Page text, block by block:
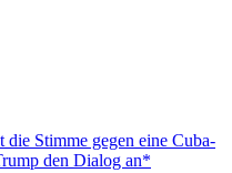
die Stimme gegen eine Cuba-
den Dialog an*